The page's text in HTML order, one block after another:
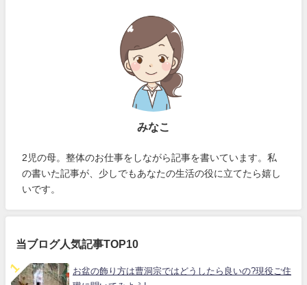
みなこ
2児の母。整体のお仕事をしながら記事を書いています。私
の書いた記事が、少しでもあなたの生活の役に立てたら嬉し
いです。
当ブログ人気記事TOP10
お盆の飾り方は曹洞宗ではどうしたら良いの?現役ご住